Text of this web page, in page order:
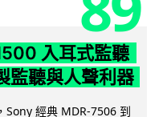
入耳式監聽
監聽與人聲利器
Sony 經典 MDR-7506 到